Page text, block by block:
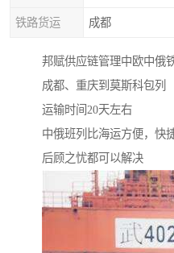
铁路货运 成都
邦赋供应链管理中欧中俄
成都、重庆到莫斯科包列
运输时间20天左右
中俄班列比海运方便，快
后顾之忧都可以解决